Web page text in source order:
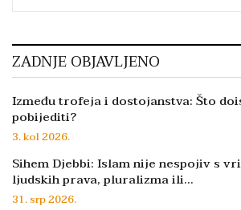
ZADNJE OBJAVLJENO
Između trofeja i dostojanstva: Što
pobijediti?
3. kol 2026.
Sihem Djebbi: Islam nije nespojiv s
ljudskih prava, pluralizma ili…
31. srp 2026.